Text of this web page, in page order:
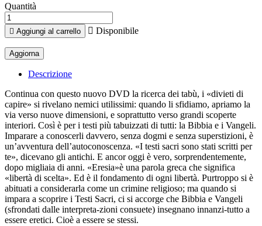
Quantità
 Aggiungi al carrello  Disponibile
Descrizione
Continua con questo nuovo DVD la ricerca dei tabù, i «divieti di
capire» si rivelano nemici utilissimi: quando li sfidiamo, apriamo la
via verso nuove dimensioni, e soprattutto verso grandi scoperte
interiori. Così è per i testi più tabuizzati di tutti: la Bibbia e i Vangeli.
Imparare a conoscerli davvero, senza dogmi e senza superstizioni, è
un’avventura dell’autoconoscenza. «I testi sacri sono stati scritti per
te», dicevano gli antichi. E ancor oggi è vero, sorprendentemente,
dopo migliaia di anni. «Eresia»è una parola greca che significa
«libertà di scelta». Ed è il fondamento di ogni libertà. Purtroppo si è
abituati a considerarla come un crimine religioso; ma quando si
impara a scoprire i Testi Sacri, ci si accorge che Bibbia e Vangeli
(sfrondati dalle interpreta-zioni consuete) insegnano innanzi-tutto a
essere eretici. Cioè a essere se stessi.